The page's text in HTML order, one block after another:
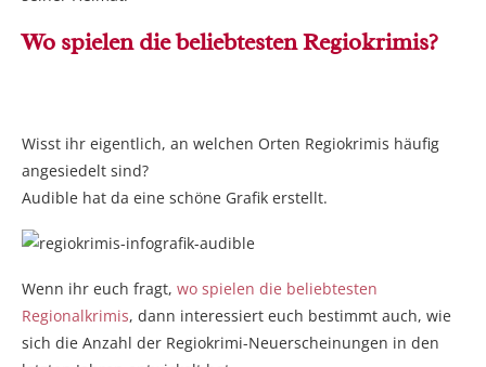
Wo spielen die beliebtesten Regiokrimis?
Wisst ihr eigentlich, an welchen Orten Regiokrimis häufig
angesiedelt sind?
Audible hat da eine schöne Grafik erstellt.
Wenn ihr euch fragt, wo spielen die beliebtesten
Regionalkrimis, dann interessiert euch bestimmt auch, wie
sich die Anzahl der Regiokrimi-Neuerscheinungen in den